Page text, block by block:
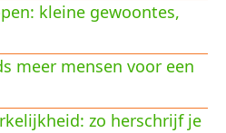
kleine gewoontes,
meer mensen voor een
zo herschrijf je